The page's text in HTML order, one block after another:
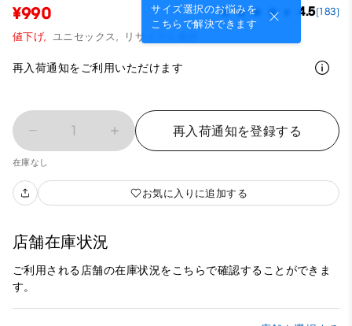
サイズ選択のお悩みを
こちらで解決できます
¥990 4.5(183)
値下げ, ユニセックス, リサイクル素材
再入荷通知をご利用いただけます
1 再入荷通知を登録する
在庫なし
お気に入りに追加する
店舗在庫状況
ご利用される店舗の在庫状況をこちらで確認することができま
す。